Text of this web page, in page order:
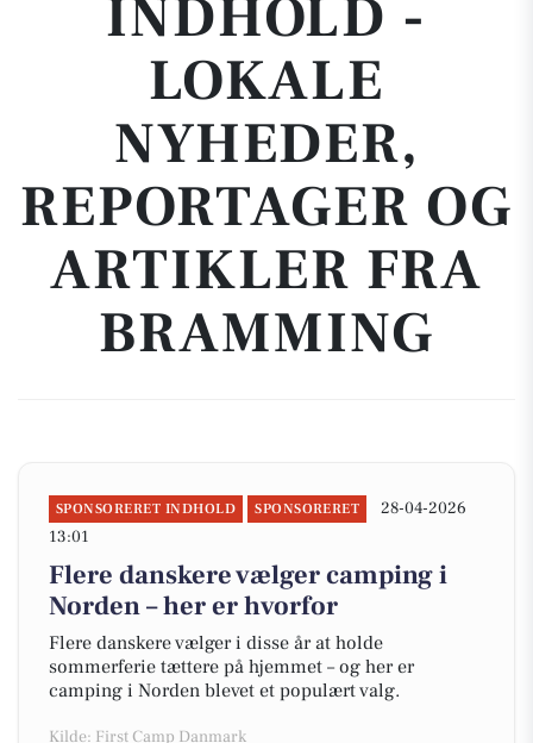
INDHOLD -
LOKALE
NYHEDER,
REPORTAGER OG
ARTIKLER FRA
BRAMMING
SPONSORERET INDHOLD SPONSORERET
28-04-2026
13:01
Flere danskere vælger camping i
Norden – her er hvorfor
Flere danskere vælger i disse år at holde
sommerferie tættere på hjemmet – og her er
camping i Norden blevet et populært valg.
Kilde: First Camp Danmark